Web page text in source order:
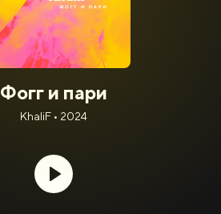
Фогг и пари
KhaliF • 2024